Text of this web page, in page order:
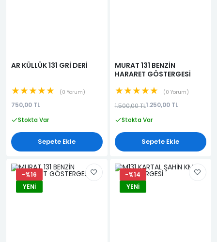
AR KÜLLÜK 131 GRİ DERİ
★★★★★ 0 Yorum
750,00 TL
Stokta Var
Sepete Ekle
MURAT 131 BENZİN
HARARET GÖSTERGESİ
★★★★★ 0 Yorum
1.500,00 TL1.250,00 TL
Stokta Var
Sepete Ekle
-%16
YENI
-%14
YENI